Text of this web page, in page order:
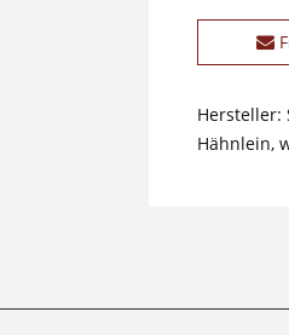
Hersteller:
Hähnlein,